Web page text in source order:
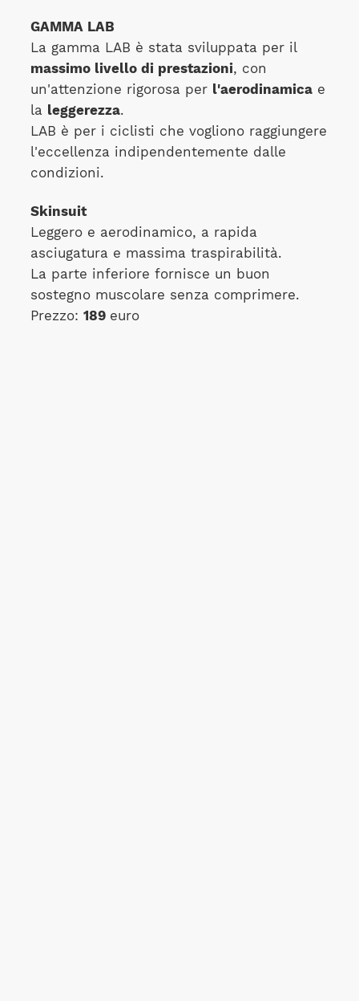
GAMMA LAB
La gamma LAB è stata sviluppata per il
massimo livello di prestazioni, con
un'attenzione rigorosa per l'aerodinamicae
la leggerezza.
LAB è per i ciclisti che vogliono raggiungere
l'eccellenza indipendentemente dalle
condizioni.
Skinsuit
Leggero e aerodinamico, a rapida
asciugatura e massima traspirabilità.
La parte inferiore fornisce un buon
sostegno muscolare senza comprimere.
Prezzo: 189 euro